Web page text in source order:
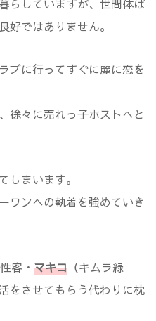
らしていますが、世間体ば
好ではありません。
ブに行ってすぐに麗に恋を
徐々に売れっ子ホストへと
しまいます。
ワンへの執着を強めていき
客・ マキコ （キムラ緑
をさせてもらう代わりに枕